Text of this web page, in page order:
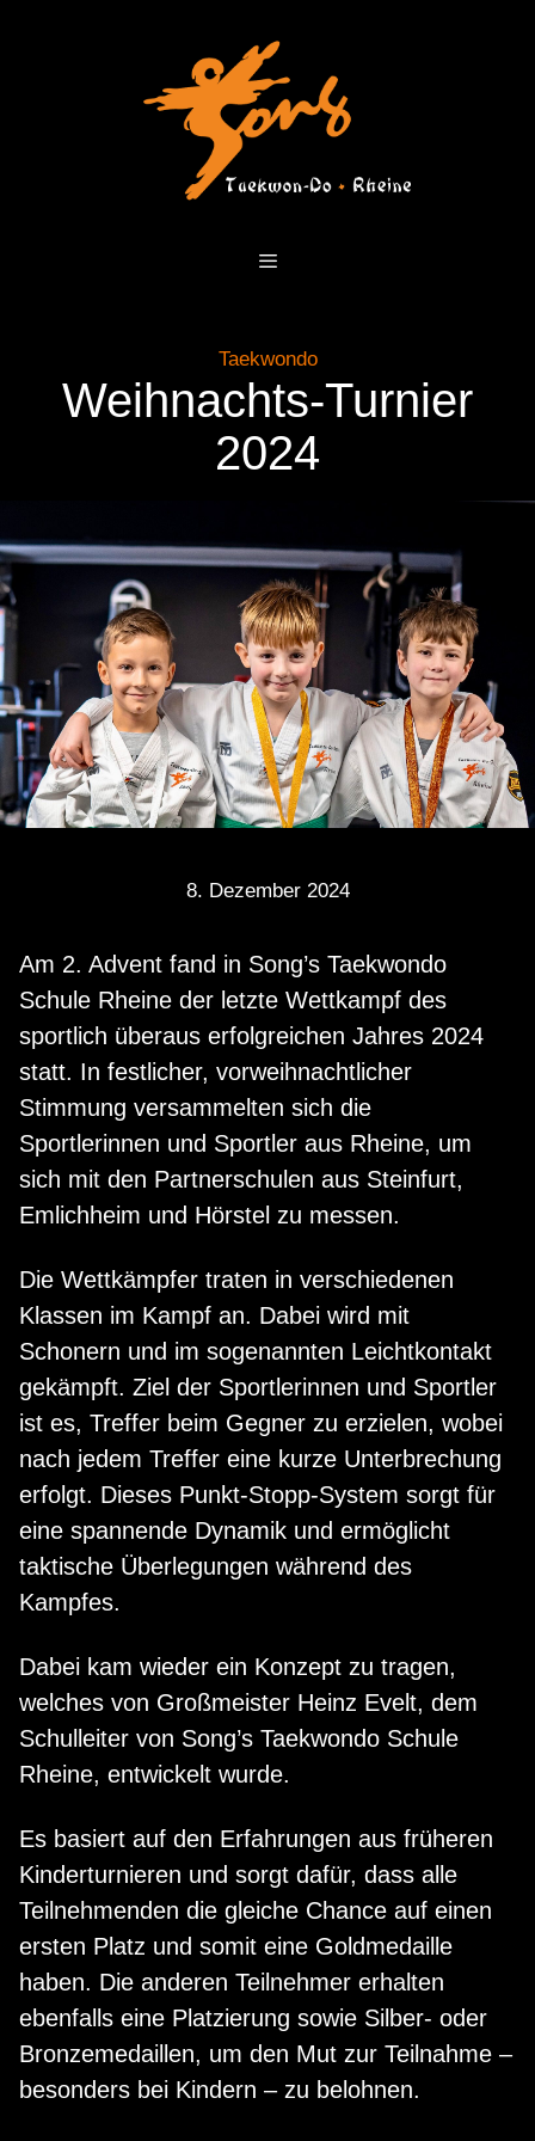
Taekwondo
Weihnachts-Turnier
2024
8. Dezember 2024
Am 2. Advent fand in Song’s Taekwondo
Schule Rheine der letzte Wettkampf des
sportlich überaus erfolgreichen Jahres 2024
statt. In festlicher, vorweihnachtlicher
Stimmung versammelten sich die
Sportlerinnen und Sportler aus Rheine, um
sich mit den Partnerschulen aus Steinfurt,
Emlichheim und Hörstel zu messen.
Die Wettkämpfer traten in verschiedenen
Klassen im Kampf an. Dabei wird mit
Schonern und im sogenannten Leichtkontakt
gekämpft. Ziel der Sportlerinnen und Sportler
ist es, Treffer beim Gegner zu erzielen, wobei
nach jedem Treffer eine kurze Unterbrechung
erfolgt. Dieses Punkt-Stopp-System sorgt für
eine spannende Dynamik und ermöglicht
taktische Überlegungen während des
Kampfes.
Dabei kam wieder ein Konzept zu tragen,
welches von Großmeister Heinz Evelt, dem
Schulleiter von Song’s Taekwondo Schule
Rheine, entwickelt wurde.
Es basiert auf den Erfahrungen aus früheren
Kinderturnieren und sorgt dafür, dass alle
Teilnehmenden die gleiche Chance auf einen
ersten Platz und somit eine Goldmedaille
haben. Die anderen Teilnehmer erhalten
ebenfalls eine Platzierung sowie Silber- oder
Bronzemedaillen, um den Mut zur Teilnahme –
besonders bei Kindern – zu belohnen.